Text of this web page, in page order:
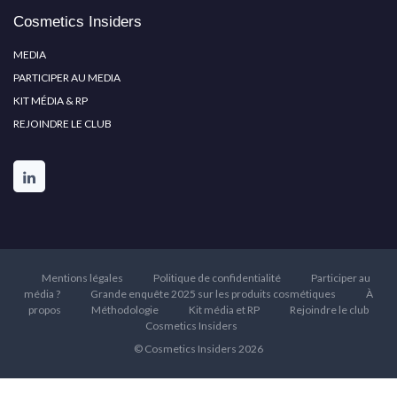
Cosmetics Insiders
MEDIA
PARTICIPER AU MEDIA
KIT MÉDIA & RP
REJOINDRE LE CLUB
Mentions légales Politique de confidentialité
Participer au
média ?
Grande enquête 2025 sur les produits cosmétiques
À
propos
Méthodologie Kit média et RP
Rejoindre le club
Cosmetics Insiders
© Cosmetics Insiders 2026